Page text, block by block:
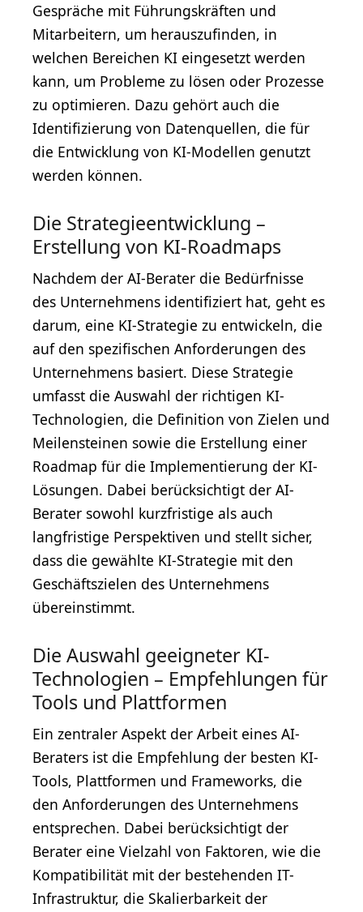
Gespräche mit Führungskräften und
Mitarbeitern, um herauszufinden, in
welchen Bereichen KI eingesetzt werden
kann, um Probleme zu lösen oder Prozesse
zu optimieren. Dazu gehört auch die
Identifizierung von Datenquellen, die für
die Entwicklung von KI-Modellen genutzt
werden können.
Die Strategieentwicklung –
Erstellung von KI-Roadmaps
Nachdem der AI-Berater die Bedürfnisse
des Unternehmens identifiziert hat, geht es
darum, eine KI-Strategie zu entwickeln, die
auf den spezifischen Anforderungen des
Unternehmens basiert. Diese Strategie
umfasst die Auswahl der richtigen KI-
Technologien, die Definition von Zielen und
Meilensteinen sowie die Erstellung einer
Roadmap für die Implementierung der KI-
Lösungen. Dabei berücksichtigt der AI-
Berater sowohl kurzfristige als auch
langfristige Perspektiven und stellt sicher,
dass die gewählte KI-Strategie mit den
Geschäftszielen des Unternehmens
übereinstimmt.
Die Auswahl geeigneter KI-
Technologien – Empfehlungen für
Tools und Plattformen
Ein zentraler Aspekt der Arbeit eines AI-
Beraters ist die Empfehlung der besten KI-
Tools, Plattformen und Frameworks, die
den Anforderungen des Unternehmens
entsprechen. Dabei berücksichtigt der
Berater eine Vielzahl von Faktoren, wie die
Kompatibilität mit der bestehenden IT-
Infrastruktur, die Skalierbarkeit der